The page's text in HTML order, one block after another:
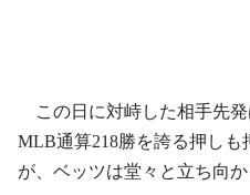
この日に対峙した相手先発
MLB通算218勝を誇る押しも
が、ベッツは堂々と立ち向か